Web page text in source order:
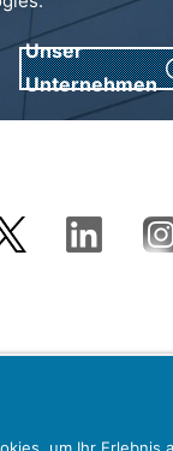
Unser
Unternehmen